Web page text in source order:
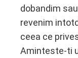
dobandim
revenim
ceea ce
Aminteste-ti